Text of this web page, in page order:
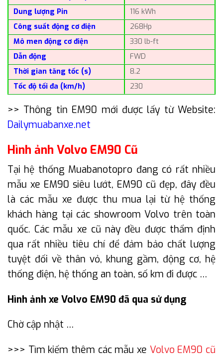
Dung lượng Pin
116 kWh
Công suất động cơ điện
268Hp
Mô men động cơ điện
330 lb-ft
Dẫn động
FWD
Thời gian tăng tốc (s)
8.2
Tốc độ tối đa (km/h)
230
>> Thông tin EM90 mới được lấy từ Website:
Dailymuabanxe.net
Hình ảnh Volvo EM90 Cũ
Tại hệ thống Muabanotopro đang có rất nhiều
mẫu xe EM90 siêu lướt, EM90 cũ đẹp, đây đều
là các mẫu xe được thu mua lại từ hệ thống
khách hàng tại các showroom Volvo trên toàn
quốc. Các mẫu xe cũ này đều được thẩm định
qua rất nhiều tiêu chí để đảm bảo chất lượng
tuyệt đối về thân vỏ, khung gầm, động cơ, hệ
thống điện, hệ thống an toàn, số km đi được …
Hình ảnh xe Volvo EM90 đã qua sử dụng
Chờ cập nhật …
>>> Tìm kiếm thêm các mẫu xe Volvo EM90 cũ